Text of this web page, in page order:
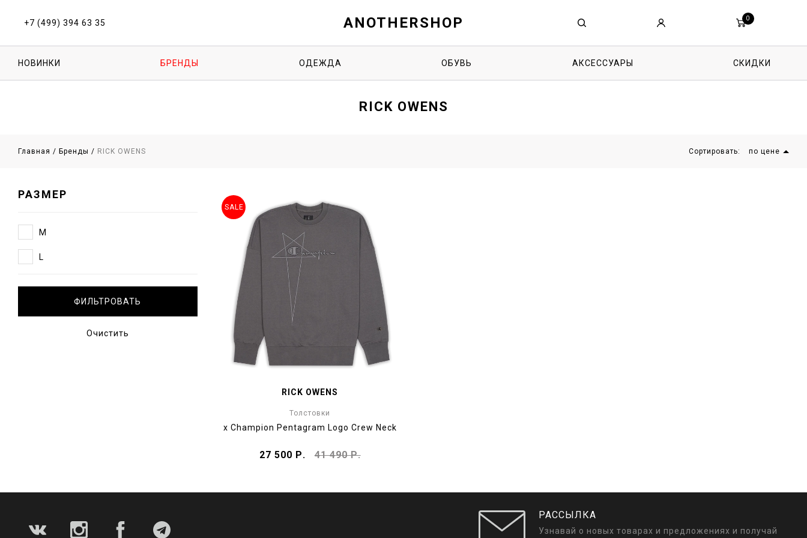
+7 (499) 394 63 35 ANOTHERSHOP 0
НОВИНКИ БРЕНДЫ ОДЕЖДА ОБУВЬ АКСЕССУАРЫ СКИДКИ
RICK OWENS
Главная / Бренды / RICK OWENS Сортировать: по цене
РАЗМЕР
M
L
Очистить
RICK OWENS
Толстовки
x Champion Pentagram Logo Crew Neck
27 500 Р. 41 490 Р.
SALE
РАССЫЛКА
Узнавай о новых товарах и предложениях и получай